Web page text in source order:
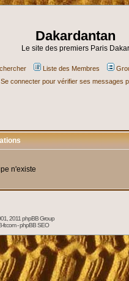
Dakardantan
Le site des premiers Paris Dakar
Liste des Membres
Se connecter pour vérifier ses messages
n'existe
2011 phpBB Group
fr.com-phpBB SEO